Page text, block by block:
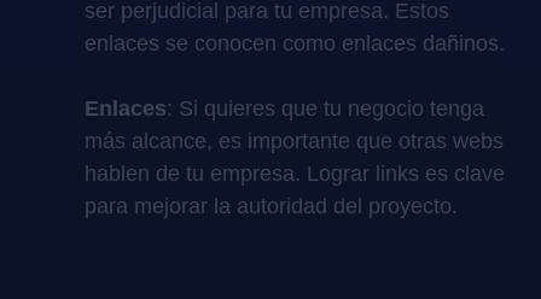
ser perjudicial para tu empresa. Estos
enlaces se conocen como enlaces dañinos.
Enlaces: Si quieres que tu negocio tenga
más alcance, es importante que otras webs
hablen de tu empresa. Lograr links es clave
para mejorar la autoridad del proyecto.